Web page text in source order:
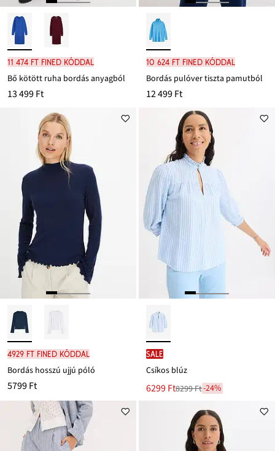
11 474 Ft FINED kóddal
Bő kötött ruha bordás anyagból
13 499 Ft
10 624 Ft FINED kóddal
Bordás pulóver tiszta pamutból
12 499 Ft
4929 Ft FINED kóddal
Bordás hosszú ujjú póló
5799 Ft
SALE
Csíkos blúz
Új
6299 Ft
Leárazva8299 Ft-24%